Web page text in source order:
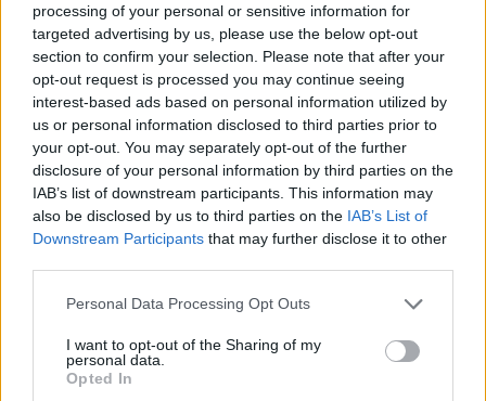
processing of your personal or sensitive information for
targeted advertising by us, please use the below opt-out
section to confirm your selection. Please note that after your
opt-out request is processed you may continue seeing
interest-based ads based on personal information utilized by
us or personal information disclosed to third parties prior to
your opt-out. You may separately opt-out of the further
disclosure of your personal information by third parties on the
IAB’s list of downstream participants. This information may
also be disclosed by us to third parties on the IAB’s List of
Downstream Participants that may further disclose it to other
Please note that this website/app uses one or more Google
not limited to your visit or usage behaviour. You may click to
grant or deny consent to Google and its third-party tags to
use your data for below specified purposes in below Google
Personal Data Processing Opt Outs
I want to opt-out of the Sharing of my
personal data.
Opted In
Hogyan csináljunk új Asztalt a
Smart Desktoppal?
Szoftver| 2011.11.21 07:30
Távoli hozzáférés lesz a Google
Chrome böngészőben
Közélet| 2011.10.10 09:34
All-In-One PC a Samsungtól
többmonitoros megjelenítéshez